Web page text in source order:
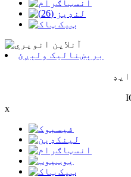
برېښنالیک ولېږئ
x